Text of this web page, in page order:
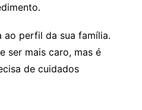
ao perfil da sua família.
ser mais caro, mas é
de cuidados